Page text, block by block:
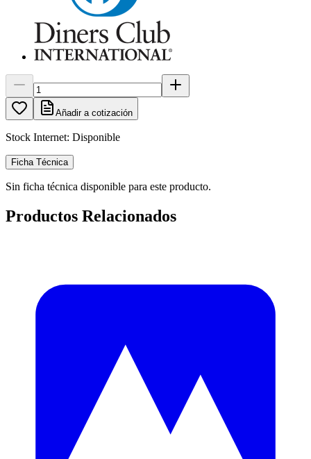
Añadir a cotización
Stock Internet: Disponible
Ficha Técnica
Sin ficha técnica disponible para este producto.
Productos Relacionados